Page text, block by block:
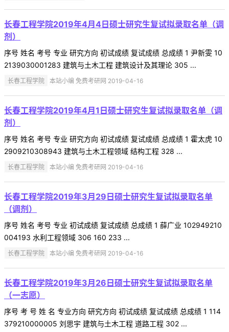
长春工程学院2019年4月4日硕士研究生复试拟录取名单（调
剂）
序号 姓名 考号 专业 研究方向 初试成绩 复试成绩 总成绩 1 尹新雯 10
2139030001283 建筑与土木工程 建筑设计及其理论 305 ...
长春工程学院 本站小编 免费考研网 2019-04-16
长春工程学院2019年4月1日硕士研究生复试拟录取名单（调
剂）
序号 姓名 考号 专业 研究方向 初试成绩 复试成绩 总成绩 1 霍太虎 10
2909210308943 建筑与土木工程领域 结构工程 328 ...
长春工程学院 本站小编 免费考研网 2019-04-16
长春工程学院2019年3月29日硕士研究生复试拟录取名单
（调剂）
序号 姓名 考号 专业 初试成绩 复试成绩 总成绩 1 薛广业 102949210
004193 水利工程领域 306 160 233 ...
长春工程学院 本站小编 免费考研网 2019-04-16
长春工程学院2019年3月26日硕士研究生复试拟录取名单
（一志愿）
序号 考 号 姓 名 专业方向 研究方向 初试成绩 复试成绩 总成绩 1 114
379210000005 刘思宇 建筑与土木工程 道路工程 302 ...